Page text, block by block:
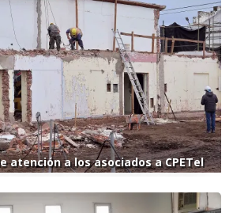
atención a los asociados a CPETel